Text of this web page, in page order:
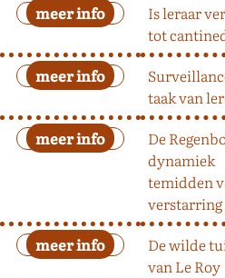
Is leraar
tot
taak van
De
dynamiek
temidden
verstarring
De wilde
van Le Roy